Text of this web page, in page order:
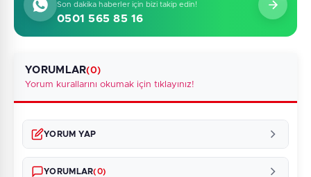
Son dakika haberler için bizi takip edin!
0501 565 85 16
YORUMLAR(0)
Yorum kurallarını okumak için tıklayınız!
YORUM YAP
YORUMLAR(0)